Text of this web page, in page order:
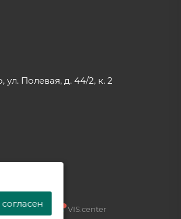
Полевая, д. 44/2, к. 2
— VIS.center